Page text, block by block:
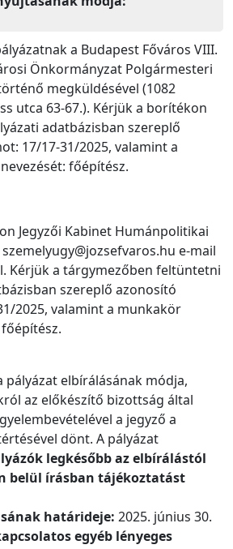
a Budapest Főváros VIII.
Önkormányzat Polgármesteri
megküldésével (1082
utca 63-67.). Kérjük a borítékon
adatbázisban szereplő
17/17-31/2025, valamint a
főépítész.
Jegyzői Kabinet Humánpolitikai
e-mail
Kérjük a tárgymezőben feltüntetni
szereplő azonosító
2025, valamint a munkakör
pályázat elbírálásának módja,
az előkészítő bizottság által
a jegyző a
dönt. A pályázat
legkésőbb az elbírálástól
belül írásban tájékoztatást
határideje: 2025. június 30.
egyéb lényeges